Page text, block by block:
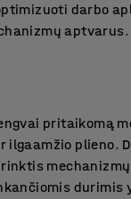
darbo
pritaikomą
plieno.
durimis